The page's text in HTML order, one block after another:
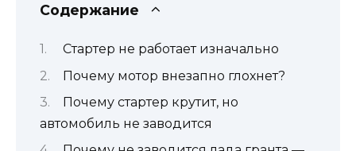
Содержание
Стартер не работает изначально
Почему мотор внезапно глохнет?
Почему стартер крутит, но
автомобиль не заводится